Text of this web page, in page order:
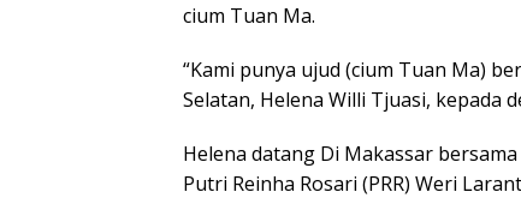
cium Tuan Ma.
“Kami punya ujud (cium Tuan Ma)
Selatan, Helena Willi Tjuasi, kepada
Helena datang Di Makassar
Putri Reinha Rosari (PRR) Weri